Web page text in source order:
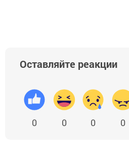
Оставляйте реакции
0 0 0 0